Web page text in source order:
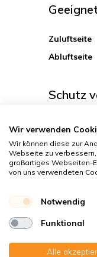
Zuluftseite
Abluftseite
Schutz
Sand,
Sporen,
Bakterien,
Wir verwenden
Wir können diese zur
Webseite zu
großartiges Webseiten-
von uns verwendeten
Notwendig
Funktional
Alle